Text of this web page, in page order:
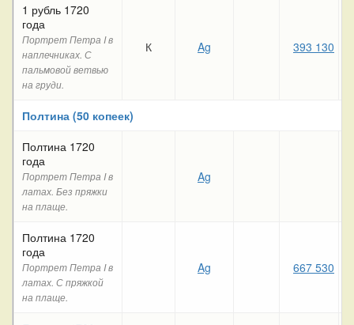
1 рубль 1720
года
Портрет Петра I в
наплечниках. С
пальмовой ветвью
на груди.
К Ag 393 130
Полтина (50 копеек)
Полтина 1720
года
Портрет Петра I в
латах. Без пряжки
на плаще.
Ag
Полтина 1720
года
Портрет Петра I в
латах. С пряжкой
на плаще.
Ag 667 530